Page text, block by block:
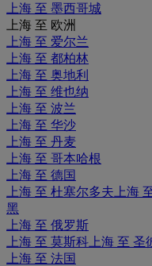
上海 至 墨西哥城
上海 至 欧洲
上海 至 爱尔兰
上海 至 都柏林
上海 至 奥地利
上海 至 维也纳
上海 至 波兰
上海 至 华沙
上海 至 丹麦
上海 至 哥本哈根
上海 至 德国
上海 至 杜塞尔多夫 上海
黑
上海 至 俄罗斯
上海 至 莫斯科 上海 至 圣
上海 至 法国